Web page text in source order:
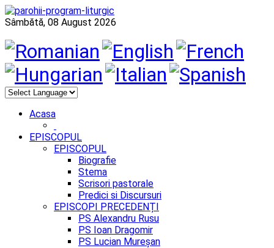
Sâmbătă, 08 August 2026
Acasa
EPISCOPUL
EPISCOPUL
Biografie
Stema
Scrisori pastorale
Predici si Discursuri
EPISCOPI PRECEDENȚI
PS Alexandru Rusu
PS Ioan Dragomir
PS Lucian Mureșan